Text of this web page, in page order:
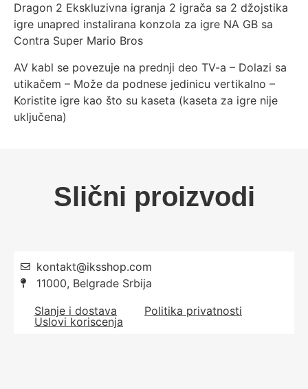
Dragon 2 Ekskluzivna igranja 2 igrača sa 2 džojstika
igre unapred instalirana konzola za igre NA GB sa
Contra Super Mario Bros
AV kabl se povezuje na prednji deo TV-a – Dolazi sa
utikačem – Može da podnese jedinicu vertikalno –
Koristite igre kao što su kaseta (kaseta za igre nije
uključena)
Slični proizvodi
kontakt@iksshop.com
11000, Belgrade Srbija
Slanje i dostava
Politika privatnosti
Uslovi koriscenja